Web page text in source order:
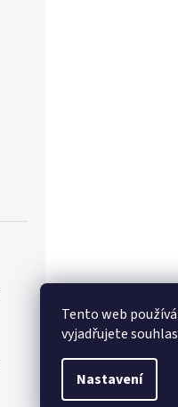
Tento web
vyjadřujete
Nastavení